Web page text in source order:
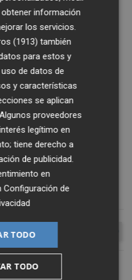
un análisis
de las diez líneas
en todas sus
que el cierre de la
desde una
y de mercado
ya está
que se
lo que supone
la línea de forma
próximo.
THYSSENKRUPP GALMED
información
los servicios.
(1913) también
para estos y
de datos de
y características
se aplican
proveedores
legítimo en
tiene derecho a
de publicidad.
en
Configuración de
TODO
TODO